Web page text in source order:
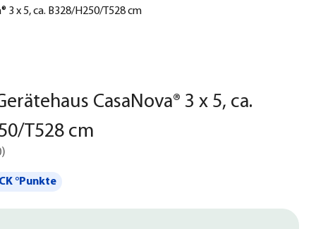
3 x 5, ca. B328/H250/T528 cm
CasaNova® 3 x 5, ca.
T528 cm
)
°Punkte